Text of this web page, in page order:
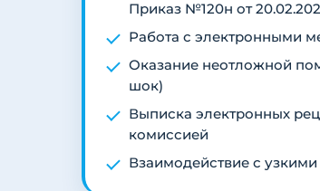
Приказ №120н от
Работа с электронными
Оказание неотложной
шок)
Выписка электронных
комиссией
Взаимодействие с